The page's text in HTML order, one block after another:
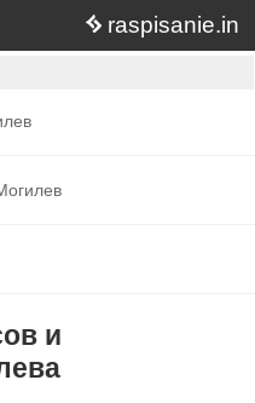
raspisanie.in
и